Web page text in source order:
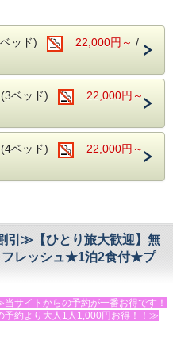
の場合があります。
無料。
蔵庫・電子レンジあり）
ウト時のみ）
り海鮮舟盛り（６，５００円/人）
ます。）
，５００円/枚）も好評！
てご宿泊の前日までに承ります。
することもございます。ご了承下さ
カブトムシ・クワガタ達】
エレファスゾウカブト・フンボルト
ノコギリクワガタ・タランドゥスオオ
ンベルグオウゴンオ二クワガタ・ドン
目鯛の姿煮が付く、お得なプラン！
がれない方は、事前にお問い合わせ
パンと、サラダ・卵料理・果物などの
ーヒー・紅茶・牛乳はお替り自由）
海鮮舟盛り（４，４００円/人）
海鮮舟盛り（６，５００円/人）
ります。）
鬼殻焼き・ボイル等（１匹 ４，４０
てご宿泊の前日までに承ります。
することもございます。ご了承下さ
ングされた四季の花々をライトアップ
けます。
でご利用いただけます。 朝風呂も
ベッド) 22,000円～ /
(3ベッド)
22,000円～
(4ベッド)
22,000円～
引≫【ひとり旅大歓迎】無
フレッシュ★1泊2食付★プ
サイトからの予約が一番お得です！
予約より大人1人1,000円お得！！≫
安全認証宿泊施設★★★です！！！